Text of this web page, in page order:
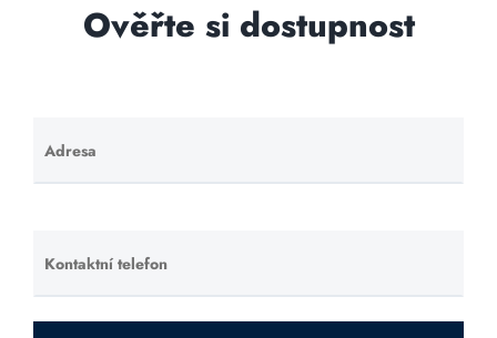
Ověřte si dostupnost
Adresa
Ponechte
toto pole
Kontaktní telefon
Ponechte
toto pole
prázdné.